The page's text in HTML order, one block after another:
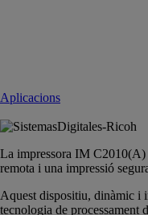
Aplicacions
La impressora IM C2010(A)
remota i una impressió
Aquest dispositiu, dinàmic i
tecnologia de processament